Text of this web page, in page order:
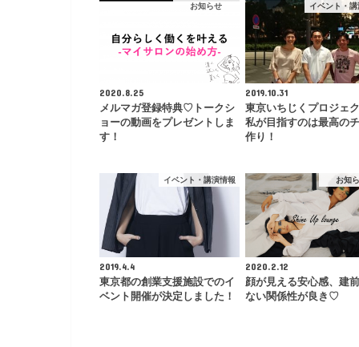
お知らせ
2020.8.25
メルマガ登録特典♡トークシ
ョーの動画をプレゼントしま
す！
イベント・講
2019.10.31
東京いちじくプロジェ
私が目指すのは最高の
作り！
イベント・講演情報
2019.4.4
東京都の創業支援施設でのイ
ベント開催が決定しました！
お知
2020.2.12
顔が見える安心感、建
ない関係性が良き♡